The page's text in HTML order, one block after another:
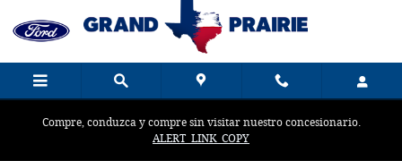
Compre, conduzca y compre sin visitar nuestro concesionario.
ALERT_LINK_COPY